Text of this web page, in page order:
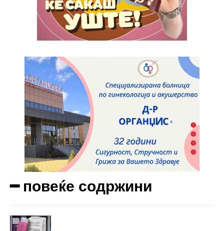
Etiam est nibh, lobortis sit
Praesent euismod ac
Ut mollis pellentesque tortor
Donec quis est ac felis
Orci varius natoque dolor
Yearly pricing Monthly pricing
━ повеќе содржини